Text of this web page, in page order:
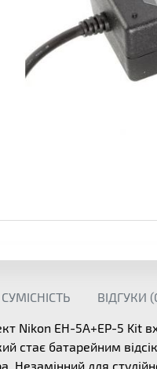
СУМІСНІСТЬ ВІДГУКИ (
Nikon EH-5A+EP-5 Kit
стає батарейним
Незамінний для